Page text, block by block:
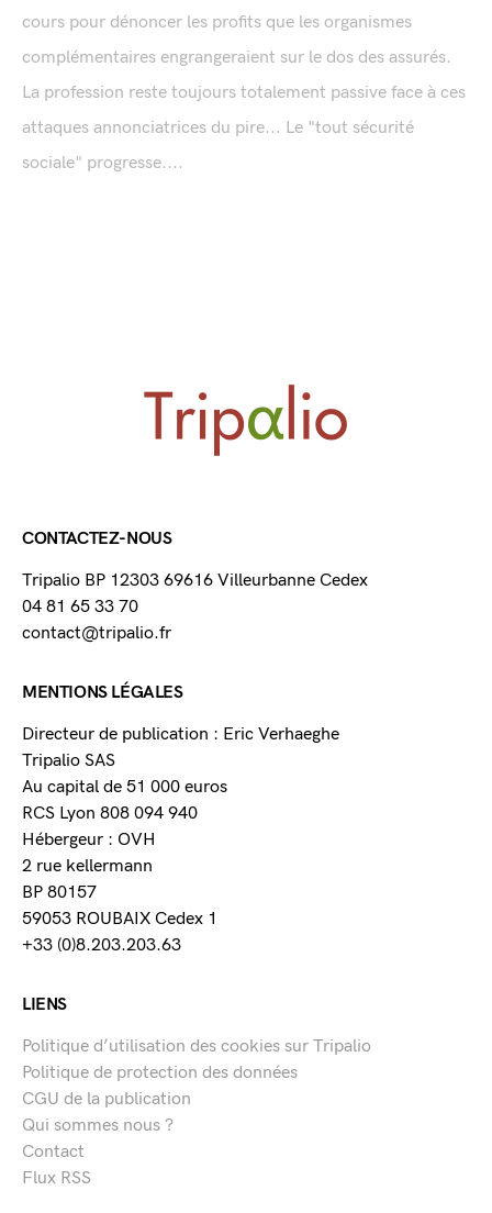
cours pour dénoncer les profits que les organismes
complémentaires engrangeraient sur le dos des assurés.
La profession reste toujours totalement passive face à ces
attaques annonciatrices du pire... Le "tout sécurité
sociale" progresse....
CONTACTEZ-NOUS
Tripalio BP 12303 69616 Villeurbanne Cedex
04 81 65 33 70
contact@tripalio.fr
MENTIONS LÉGALES
Directeur de publication : Eric Verhaeghe
Tripalio SAS
Au capital de 51 000 euros
RCS Lyon 808 094 940
Hébergeur : OVH
2 rue kellermann
BP 80157
59053 ROUBAIX Cedex 1
+33 (0)8.203.203.63
LIENS
Politique d’utilisation des cookies sur Tripalio
Politique de protection des données
CGU de la publication
Qui sommes nous ?
Contact
Flux RSS